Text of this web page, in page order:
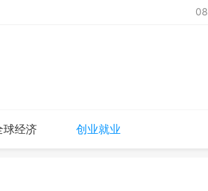
08
球经济 创业就业